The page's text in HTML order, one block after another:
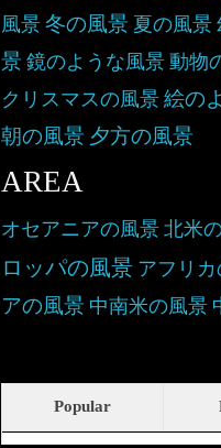
風景 冬の風景 夏の風景
景 鏡のような風景 動物
クリスマスの風景 絵の
朝の風景 夕方の風景
AREA
オセアニアの風景 北米
ロッパの風景 アフリ
アの風景 中南米の風景
Popular